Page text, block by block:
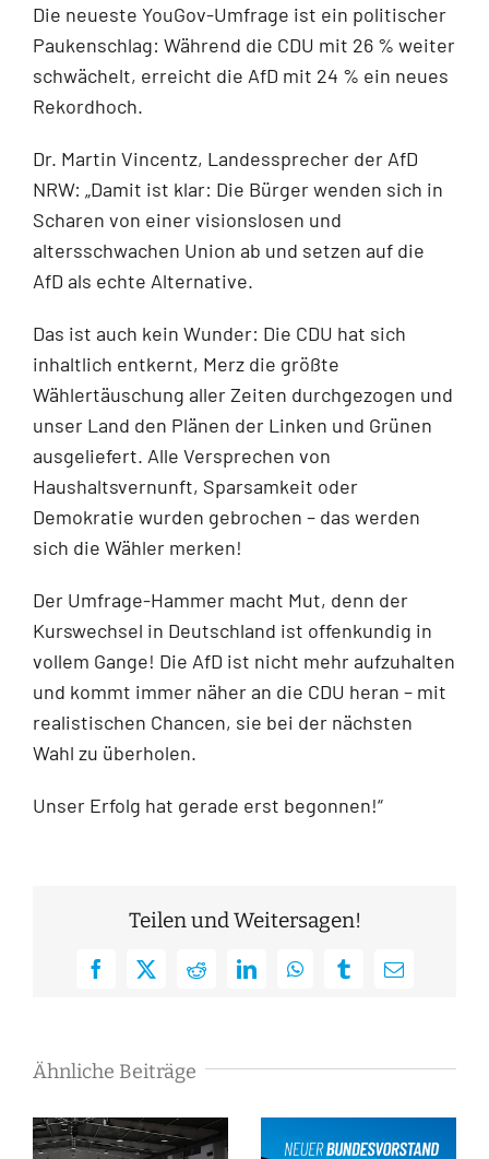
Die neueste YouGov-Umfrage ist ein politischer
Paukenschlag: Während die CDU mit 26 % weiter
schwächelt, erreicht die AfD mit 24 % ein neues
Rekordhoch.
Dr. Martin Vincentz, Landessprecher der AfD
NRW: „Damit ist klar: Die Bürger wenden sich in
Scharen von einer visionslosen und
altersschwachen Union ab und setzen auf die
AfD als echte Alternative.
Das ist auch kein Wunder: Die CDU hat sich
inhaltlich entkernt, Merz die größte
Wählertäuschung aller Zeiten durchgezogen und
unser Land den Plänen der Linken und Grünen
ausgeliefert. Alle Versprechen von
Haushaltsvernunft, Sparsamkeit oder
Demokratie wurden gebrochen – das werden
sich die Wähler merken!
Der Umfrage-Hammer macht Mut, denn der
Kurswechsel in Deutschland ist offenkundig in
vollem Gange! Die AfD ist nicht mehr aufzuhalten
und kommt immer näher an die CDU heran – mit
realistischen Chancen, sie bei der nächsten
Wahl zu überholen.
Unser Erfolg hat gerade erst begonnen!“
Teilen und Weitersagen!
Facebook
X RedditLinkedInWhatsAppTumblrE-
Ähnliche Beiträge